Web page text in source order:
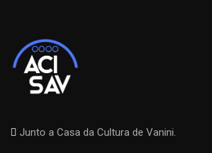
Junto a Casa da Cultura de Vanini.